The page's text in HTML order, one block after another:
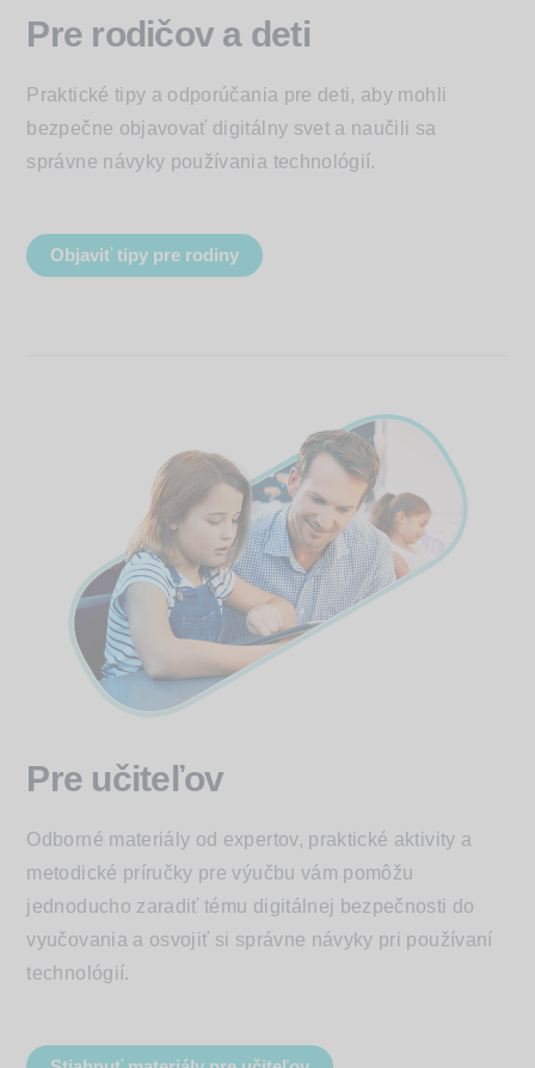
Pre rodičov a deti
Praktické tipy a odporúčania pre deti, aby mohli
bezpečne objavovať digitálny svet a naučili sa
správne návyky používania technológií.
Objaviť tipy pre rodiny
Pre učiteľov
Odborné materiály od expertov, praktické aktivity a
metodické príručky pre výučbu vám pomôžu
jednoducho zaradiť tému digitálnej bezpečnosti do
vyučovania a osvojiť si správne návyky pri používaní
technológií.